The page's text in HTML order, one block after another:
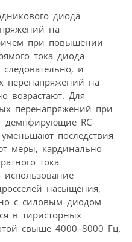
диода
на
при повышении
тока диода
и
перенапряжений на
возрастают. Для
перенапряжений при
демпфирующие RC-
последствия
меры, кардинально
тока
насыщения,
с силовым диодом
в тиристорных
свыше 4000–8000 Гц.